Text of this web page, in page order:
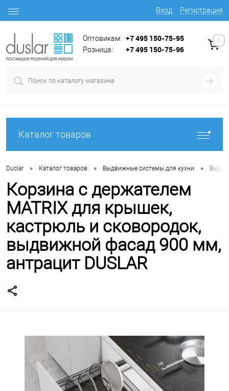
Вход Регистрация
Оптовикам: +7 495 150-75-95
Розница: +7 495 150-75-96
0
Каталог товаров
Duslar • Каталог товаров • Выдвижные системы для кухни •
Корзина с держателем
MATRIX для крышек,
кастрюль и сковородок,
выдвижной фасад 900 мм,
антрацит DUSLAR